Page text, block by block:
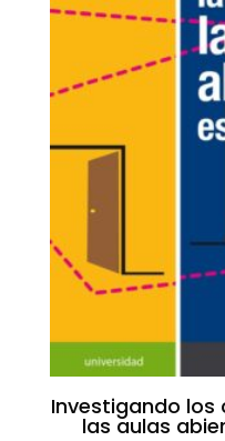
Investigando los
las aulas